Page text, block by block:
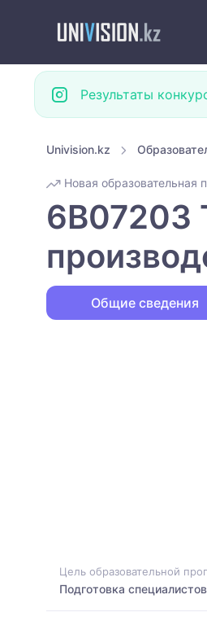
Результаты
Univision.kz
Новая образовательная
6B07203
Общие сведения
Цель образовательной
Подготовка